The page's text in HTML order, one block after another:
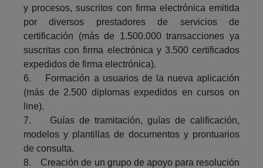
y procesos, suscritos con firma electrónica emitida
por diversos prestadores de servicios de
certificación (más de 1.500.000 transacciones ya
suscritas con firma electrónica y 3.500 certificados
expedidos de firma electrónica).
6. Formación a usuarios de la nueva aplicación
(más de 2.500 diplomas expedidos en cursos on
line).
7. Guías de tramitación, guías de calificación,
modelos y plantillas de documentos y prontuarios
de consulta.
8. Creación de un grupo de apoyo para resolución